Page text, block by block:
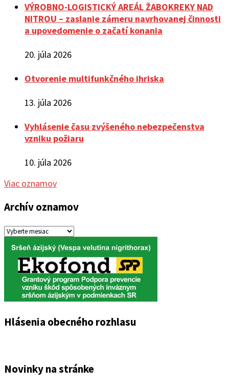
VÝROBNO-LOGISTICKÝ AREÁL ŽABOKREKY NAD
NITROU – zaslanie zámeru navrhovanej činnosti
a upovedomenie o začatí konania
20. júla 2026
Otvorenie multifunkčného ihriska
13. júla 2026
Vyhlásenie času zvýšeného nebezpečenstva
vzniku požiaru
10. júla 2026
Viac oznamov
Archív oznamov
Archív
oznamov
Hlásenia obecného rozhlasu
Novinky na stránke